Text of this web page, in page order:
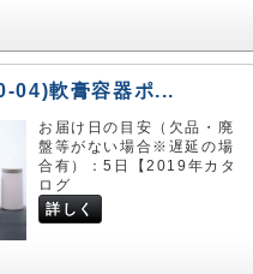
04)軟膏容器ポ...
お届け日の目安（欠品・廃
盤等がない場合※遅延の場
合有）：5日【2019年カタ
ログ
詳しく